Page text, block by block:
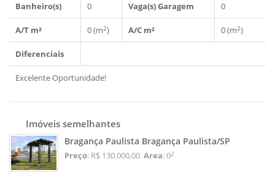
Banheiro(s) 0 Vaga(s) Garagem 0
A/T m² 0 (m2) A/C m² 0 (m2)
Diferenciais
Excelente Oportunidade!
Imóveis semelhantes
Bragança Paulista Bragança Paulista/SP
Preço: R$ 130.000,00 Area: 02